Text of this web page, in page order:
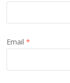
Email*